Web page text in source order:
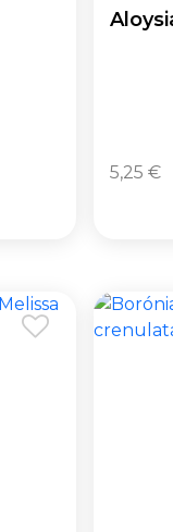
5,25€